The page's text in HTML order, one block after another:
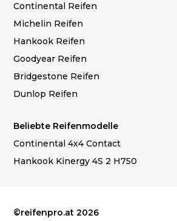
Continental Reifen
Michelin Reifen
Hankook Reifen
Goodyear Reifen
Bridgestone Reifen
Dunlop Reifen
Beliebte Reifenmodelle
Continental 4x4 Contact
Hankook Kinergy 4S 2 H750
©reifenpro.at 2026